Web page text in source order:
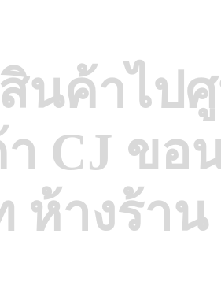
นค้าไป
CJ ขอ
ห้างร้าน